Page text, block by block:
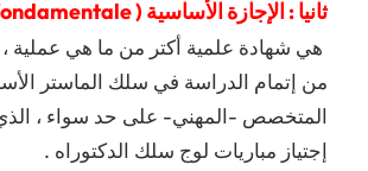
ثانيا : الإجازة الأساسية ( Licence fondamentale )
هي شهادة علمية أكتر من ما هي عملية
من إتمام الدراسة في سلك الماستر
المتخصص -المهني- على حد سواء ،
إجتياز مباريات لوج سلك الدكتوراه .